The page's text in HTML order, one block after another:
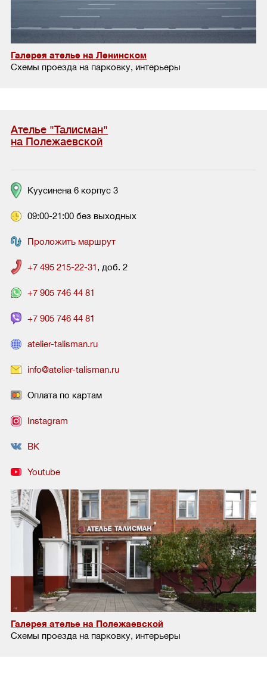
Галерея ателье на Ленинском
Схемы проезда на парковку, интерьеры
Ателье "Талисман"
на Полежаевской
Куусинена 6 корпус 3
09:00-21:00 без выходных
Проложить маршрут
+7 495 215-22-31, доб. 2
+7 905 746 44 81
+7 905 746 44 81
atelier-talisman.ru
info@atelier-talisman.ru
Оплата по картам
Instagram
ВК
Youtube
Галерея ателье на Полежаевской
Схемы проезда на парковку, интерьеры